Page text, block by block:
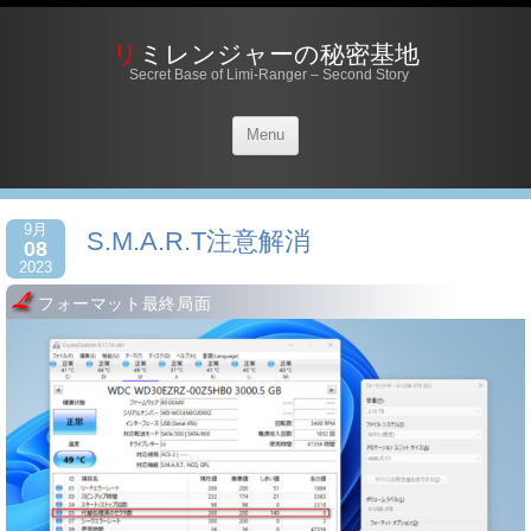
リミレンジャーの秘密基地
Secret Base of Limi-Ranger – Second Story
Menu
9月
08
2023
S.M.A.R.T注意解消
フォーマット最終局面